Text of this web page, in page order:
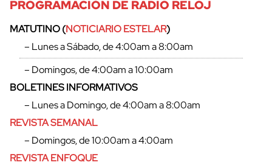
PROGRAMACIÓN DE RADIO RELOJ
MATUTINO (NOTICIARIO ESTELAR)
– Lunes a Sábado, de 4:00am a 8:00am
– Domingos, de 4:00am a 10:00am
BOLETINES INFORMATIVOS
– Lunes a Domingo, de 4:00am a 8:00am
REVISTA SEMANAL
– Domingos, de 10:00am a 4:00am
REVISTA ENFOQUE